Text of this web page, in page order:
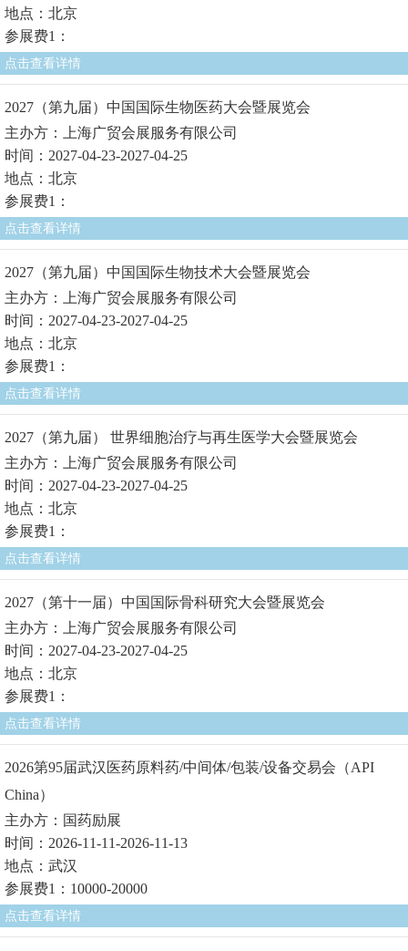
地点：北京
参展费1：
点击查看详情
2027（第九届）中国国际生物医药大会暨展览会
主办方：上海广贸会展服务有限公司
时间：2027-04-23-2027-04-25
地点：北京
参展费1：
点击查看详情
2027（第九届）中国国际生物技术大会暨展览会
主办方：上海广贸会展服务有限公司
时间：2027-04-23-2027-04-25
地点：北京
参展费1：
点击查看详情
2027（第九届） 世界细胞治疗与再生医学大会暨展览会
主办方：上海广贸会展服务有限公司
时间：2027-04-23-2027-04-25
地点：北京
参展费1：
点击查看详情
2027（第十一届）中国国际骨科研究大会暨展览会
主办方：上海广贸会展服务有限公司
时间：2027-04-23-2027-04-25
地点：北京
参展费1：
点击查看详情
2026第95届武汉医药原料药/中间体/包装/设备交易会（API
China）
主办方：国药励展
时间：2026-11-11-2026-11-13
地点：武汉
参展费1：10000-20000
点击查看详情